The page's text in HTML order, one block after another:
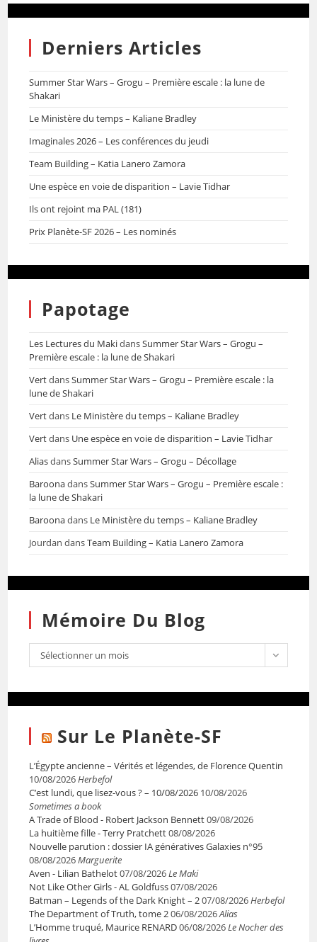
Derniers Articles
Summer Star Wars – Grogu – Première escale : la lune de
Shakari
Le Ministère du temps – Kaliane Bradley
Imaginales 2026 – Les conférences du jeudi
Team Building – Katia Lanero Zamora
Une espèce en voie de disparition – Lavie Tidhar
Ils ont rejoint ma PAL (181)
Prix Planète-SF 2026 – Les nominés
Papotage
Les Lectures du MakidansSummer Star Wars – Grogu –
Première escale : la lune de Shakari
VertdansSummer Star Wars – Grogu – Première escale : la
lune de Shakari
Vertdans Le Ministère du temps – Kaliane Bradley
Vertdans Une espèce en voie de disparition – Lavie Tidhar
AliasdansSummer Star Wars – Grogu – Décollage
BaroonadansSummer Star Wars – Grogu – Première escale :
la lune de Shakari
Baroonadans Le Ministère du temps – Kaliane Bradley
Jourdan dansTeam Building – Katia Lanero Zamora
Mémoire Du Blog
Sélectionner un mois
Sur Le Planète-SF
L’Égypte ancienne – Vérités et légendes, de Florence Quentin
10/08/2026Herbefol
C’est lundi, que lisez-vous ? – 10/08/2026 10/08/2026
Sometimes a book
A Trade of Blood - Robert Jackson Bennett09/08/2026
La huitième fille - Terry Pratchett08/08/2026
Nouvelle parution : dossier IA génératives Galaxies n°95
08/08/2026Marguerite
Aven - Lilian Bathelot07/08/2026Le Maki
Not Like Other Girls - AL Goldfuss07/08/2026
Batman – Legends of the Dark Knight – 207/08/2026Herbefol
The Department of Truth, tome 206/08/2026Alias
L’Homme truqué, Maurice RENARD06/08/2026Le Nocher des